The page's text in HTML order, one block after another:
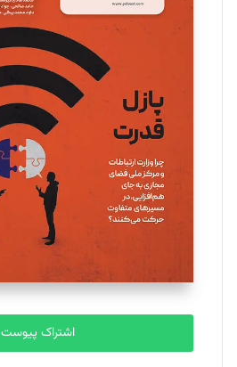
مینا پاکدل
یسنا امان‌پور
تحریریه
ملینا جعفری
تحریریه
مصطفی مسجدی آرانی
تحریریه
بابک نقاش
اشتراک پیوست